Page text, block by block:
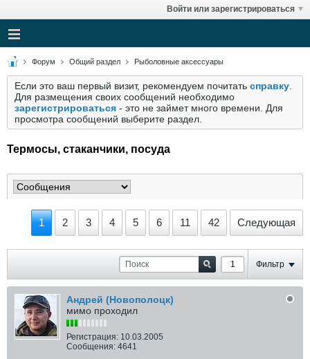
Войти или зарегистрироваться
Форум Общий раздел Рыболовные аксессуары
Если это ваш первый визит, рекомендуем почитать справку
Для размещения своих сообщений необходимо
зарегистрироваться - это не займет много времени. Для
просмотра сообщений выберите раздел.
Термосы, стаканчики, посуда
1 2 3 4 5 6 11 42 Следующая
Фильтр
Андрей (Новополоцк)
мимо проходил
Регистрация: 10.03.2005
Сообщения: 4641